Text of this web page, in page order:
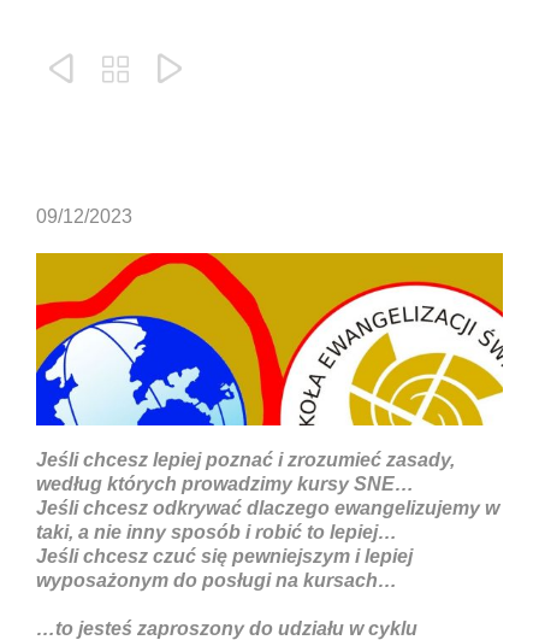
  
09/12/2023
Jeśli chcesz lepiej poznać i zrozumieć zasady,
według których prowadzimy kursy SNE…
Jeśli chcesz odkrywać dlaczego ewangelizujemy w
taki, a nie inny sposób i robić to lepiej…
Jeśli chcesz czuć się pewniejszym i lepiej
wyposażonym do posługi na kursach…
…to jesteś zaproszony do udziału w cyklu